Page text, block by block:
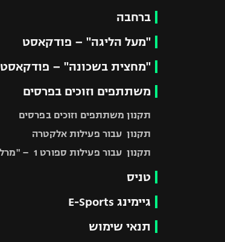
ברחבה
"מעל הליגה" – פודקאסט
"מחצית בשכונה" – פודקאסט
משתתפים וזוכים בפרסים
תקנון משתתפים וזוכים בפרסים
תקנון עבור פעילות אלקטרה
תקנון עבור פעילות ספורט 1 – "מרלן"
טניס
גיימינג E-Sports
תנאי שימוש